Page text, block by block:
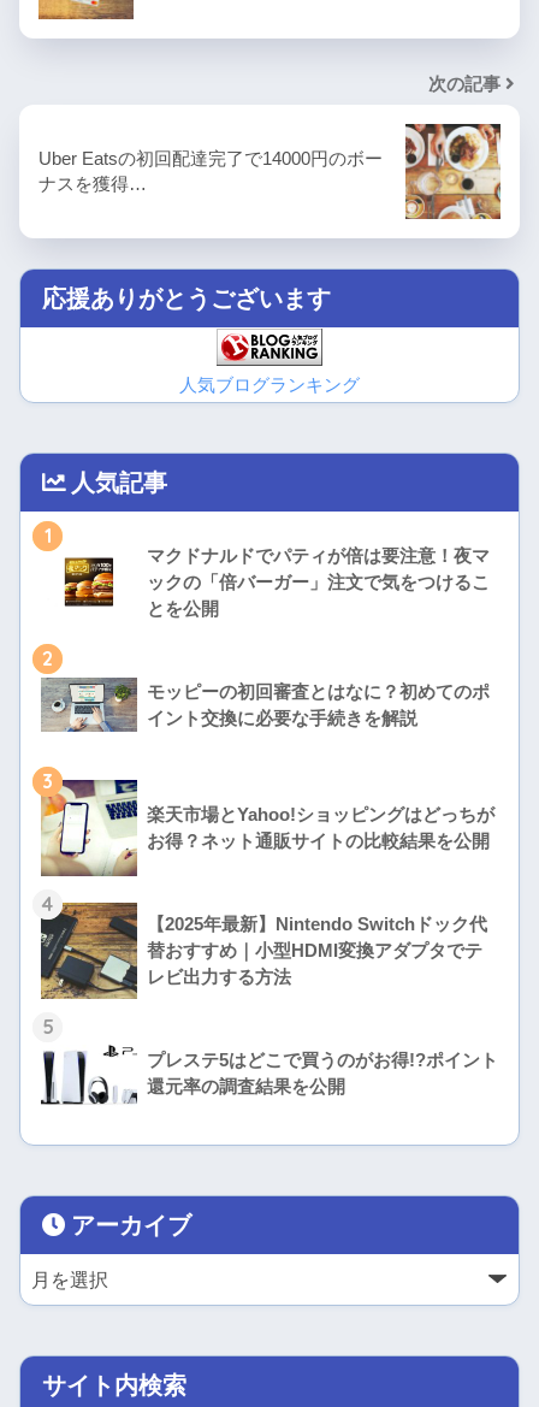
次の記事
Uber Eatsの初回配達完了で14000円のボー
ナスを獲得…
応援ありがとうございます
人気ブログランキング
人気記事
1
マクドナルドでパティが倍は要注意！夜マ
ックの「倍バーガー」注文で気をつけるこ
とを公開
2
モッピーの初回審査とはなに？初めてのポ
イント交換に必要な手続きを解説
3
楽天市場とYahoo!ショッピングはどっちが
お得？ネット通販サイトの比較結果を公開
4
【2025年最新】Nintendo Switchドック代
替おすすめ｜小型HDMI変換アダプタでテ
レビ出力する方法
5
プレステ5はどこで買うのがお得!?ポイント
還元率の調査結果を公開
アーカイブ
サイト内検索